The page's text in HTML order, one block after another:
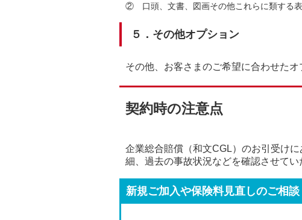
②
口頭、文書、図画その他これらに類する
５．その他オプション
その他、お客さまのご希望に合わせたオ
契約時の注意点
企業総合賠償（和文CGL）のお引受け
細、過去の事故状況などを確認させてい
新規ご加入や保険料見直しのご相談